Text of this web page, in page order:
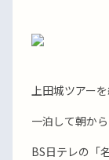
上田城ツアー
一泊して朝か
BS日テレの「